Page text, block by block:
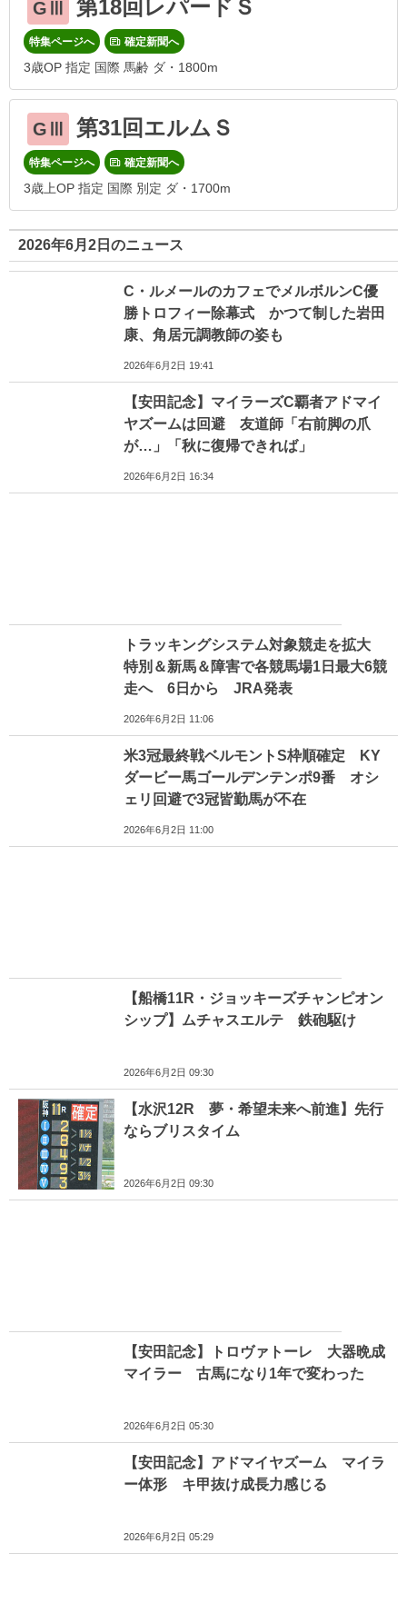
GⅢ 第18回レパードＳ
特集ページへ 確定新聞へ
3歳OP 指定 国際 馬齢 ダ・1800m
GⅢ 第31回エルムＳ
特集ページへ 確定新聞へ
3歳上OP 指定 国際 別定 ダ・1700m
2026年6月2日のニュース
C・ルメールのカフェでメルボルンC優
勝トロフィー除幕式 かつて制した岩田
康、角居元調教師の姿も
2026年6月2日 19:41
【安田記念】マイラーズC覇者アドマイ
ヤズームは回避 友道師「右前脚の爪
が…」「秋に復帰できれば」
2026年6月2日 16:34
トラッキングシステム対象競走を拡大
特別＆新馬＆障害で各競馬場1日最大6競
走へ 6日から JRA発表
2026年6月2日 11:06
米3冠最終戦ベルモントS枠順確定 KY
ダービー馬ゴールデンテンポ9番 オシ
ェリ回避で3冠皆勤馬が不在
2026年6月2日 11:00
【船橋11R・ジョッキーズチャンピオン
シップ】ムチャスエルテ 鉄砲駆け
2026年6月2日 09:30
【水沢12R 夢・希望未来へ前進】先行
ならブリスタイム
2026年6月2日 09:30
【安田記念】トロヴァトーレ 大器晩成
マイラー 古馬になり1年で変わった
2026年6月2日 05:30
【安田記念】アドマイヤズーム マイラ
ー体形 キ甲抜け成長力感じる
2026年6月2日 05:29